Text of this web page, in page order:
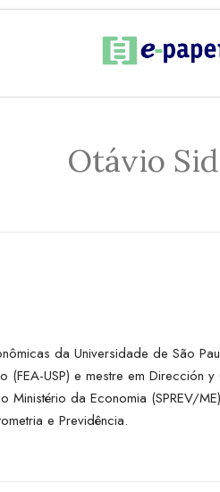
Otávio
da Universidade de São
USP) e mestre em
da Economia (SPREV/
e Previdência.